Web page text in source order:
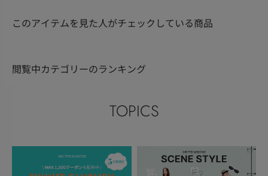
このアイテムを見た人がチェックしている商品
閲覧中カテゴリーのランキング
TOPICS